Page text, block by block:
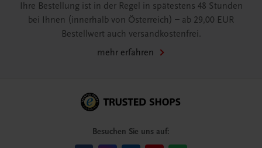
Ihre Bestellung ist in der Regel in spätestens 48 Stunden
bei Ihnen (innerhalb von Österreich) – ab 29,00 EUR
Bestellwert auch versandkostenfrei.
mehr erfahren
Besuchen Sie uns auf: